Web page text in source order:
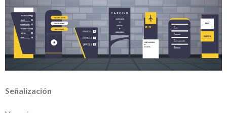
Señalización